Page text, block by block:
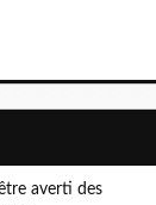
averti des